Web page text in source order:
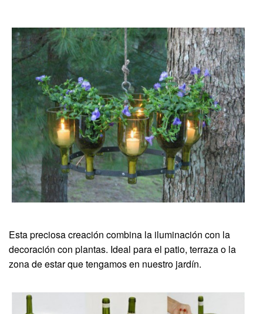
Esta preciosa creación combina la iluminación con la
decoración con plantas. Ideal para el patio, terraza o la
zona de estar que tengamos en nuestro jardín.